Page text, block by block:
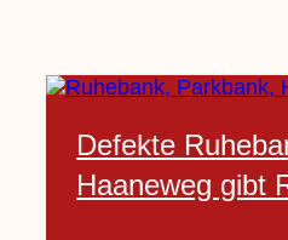
Defekte
Haaneweg gibt